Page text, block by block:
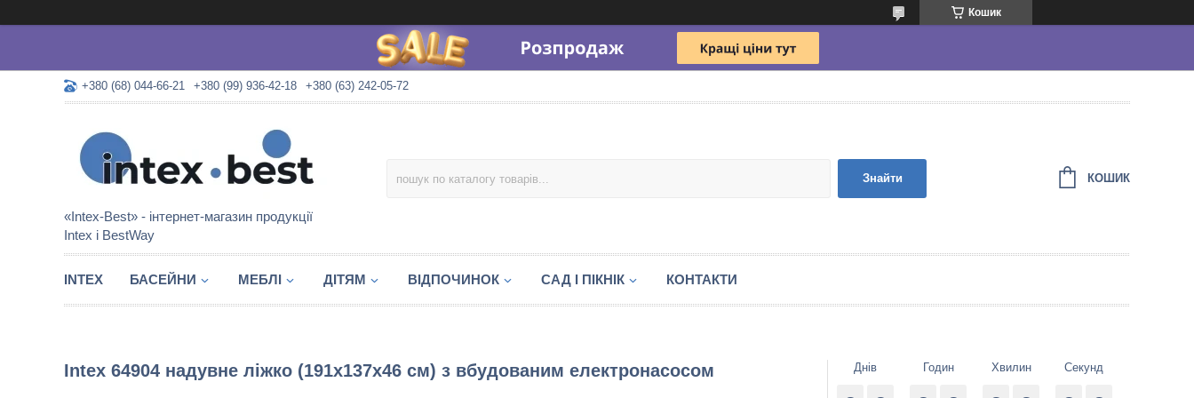
Кошик
+380 (68) 044-66-21 +380 (99) 936-42-18 +380 (63) 242-05-72
«Intex-Best» - інтернет-магазин продукції
Intex і BestWay
Знайти КОШИК
INTEX БАСЕЙНИ МЕБЛІ ДІТЯМ ВІДПОЧИНОК САД І ПІКНІК КОНТАКТИ
Intex 64904 надувне ліжко (191х137х46 см) з вбудованим електронасосом Днів Годин Хвилин Секунд